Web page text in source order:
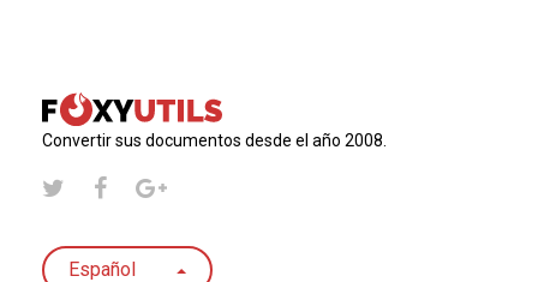
Convertir sus documentos desde el año 2008.
Español